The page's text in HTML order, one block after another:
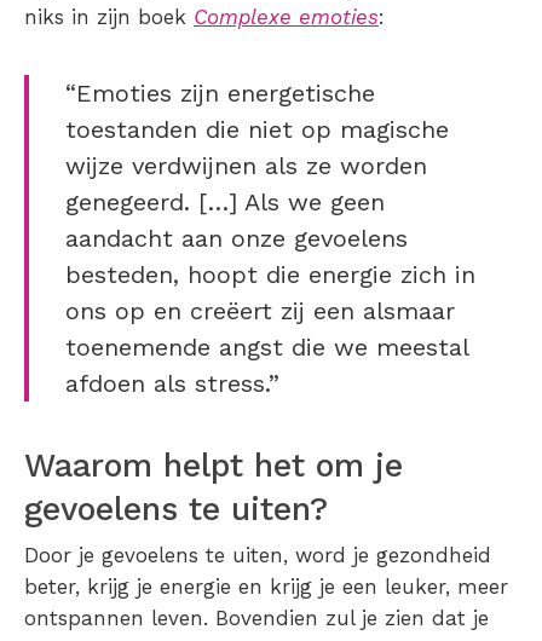
niks in zijn boek Complexe emoties:
“Emoties zijn energetische
toestanden die niet op magische
wijze verdwijnen als ze worden
genegeerd. […] Als we geen
aandacht aan onze gevoelens
besteden, hoopt die energie zich in
ons op en creëert zij een alsmaar
toenemende angst die we meestal
afdoen als stress.”
Waarom helpt het om je
gevoelens te uiten?
Door je gevoelens te uiten, word je gezondheid
beter, krijg je energie en krijg je een leuker, meer
ontspannen leven. Bovendien zul je zien dat je